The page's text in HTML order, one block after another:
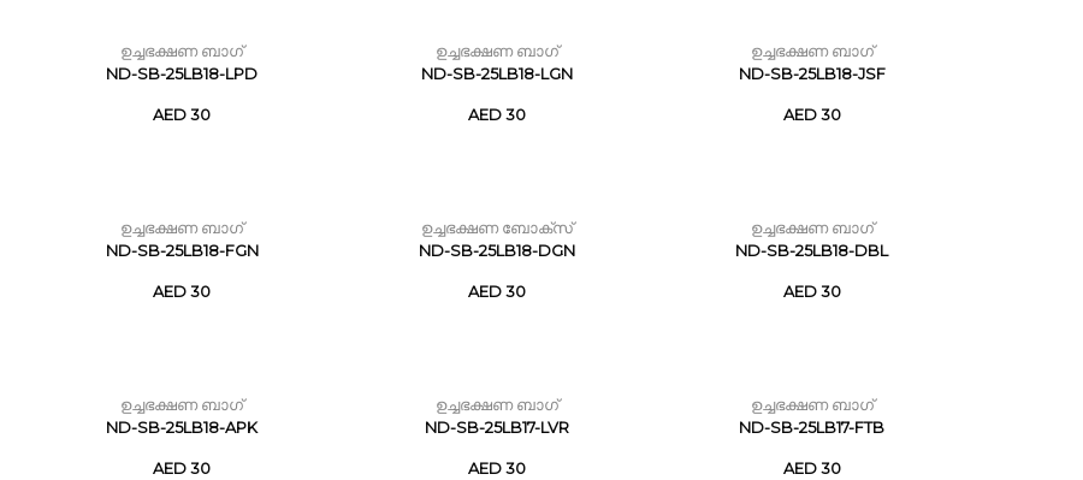
ഉച്ചഭക്ഷണ ബാഗ്
ND-SB-25LB18-LPD
AED 30
ഉച്ചഭക്ഷണ ബാഗ്
ND-SB-25LB18-LGN
AED 30
ഉച്ചഭക്ഷണ ബാഗ്
ND-SB-25LB18-JSF
AED 30
ഉച്ചഭക്ഷണ ബാഗ്
ND-SB-25LB18-FGN
AED 30
ഉച്ചഭക്ഷണ ബോക്സ്
ND-SB-25LB18-DGN
AED 30
ഉച്ചഭക്ഷണ ബാഗ്
ND-SB-25LB18-DBL
AED 30
ഉച്ചഭക്ഷണ ബാഗ്
ND-SB-25LB18-APK
AED 30
ഉച്ചഭക്ഷണ ബാഗ്
ND-SB-25LB17-LVR
AED 30
ഉച്ചഭക്ഷണ ബാഗ്
ND-SB-25LB17-FTB
AED 30